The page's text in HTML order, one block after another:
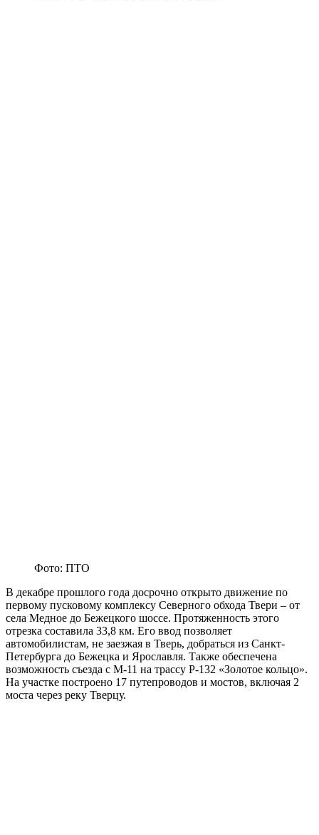
Фото: ПТО
В декабре прошлого года досрочно открыто движение по
первому пусковому комплексу Северного обхода Твери – от
села Медное до Бежецкого шоссе. Протяженность этого
отрезка составила 33,8 км. Его ввод позволяет
автомобилистам, не заезжая в Тверь, добраться из Санкт-
Петербурга до Бежецка и Ярославля. Также обеспечена
возможность съезда с М-11 на трассу Р-132 «Золотое кольцо».
На участке построено 17 путепроводов и мостов, включая 2
моста через реку Тверцу.